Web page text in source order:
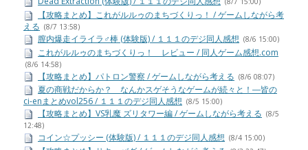
【攻略まとめ】これがルルゥのまちづくりっ！ / ゲームしながら考
える (8/7 13:58)
膣内爆走イライラ♂棒 (体験版) / １１１のデジ同人感想 (8/6 15:00)
これがルルゥのまちづくりっ！ レビュー / 同人ゲーム感想.com
(8/6 14:58)
【攻略まとめ】パトロン警察 / ゲームしながら考える (8/6 08:07)
夏の商戦だからか？ なんかスゲそうなゲームが続々と！―皆の
ci-enまとめvol256 / １１１のデジ同人感想 (8/5 15:00)
【攻略まとめ】VS乳魔 ズリタワー編 / ゲームしながら考える (8/5
12:48)
コイン☆プッシー (体験版) / １１１のデジ同人感想 (8/4 15:00)